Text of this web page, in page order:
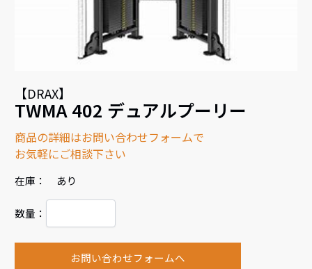
【DRAX】
TWMA 402 デュアルプーリー
商品の詳細はお問い合わせフォームで
お気軽にご相談下さい
在庫： あり
数量：
お問い合わせフォームへ